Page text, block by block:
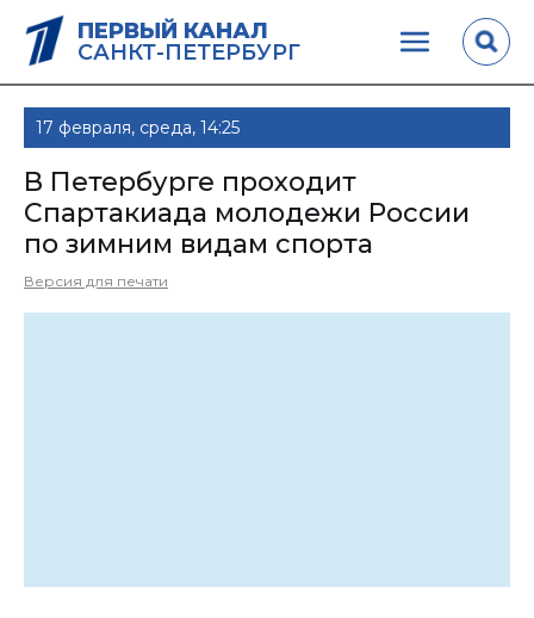
ПЕРВЫЙ КАНАЛ
САНКТ-ПЕТЕРБУРГ
17 февраля, среда, 14:25
В Петербурге проходит
Спартакиада молодежи России
по зимним видам спорта
Версия для печати